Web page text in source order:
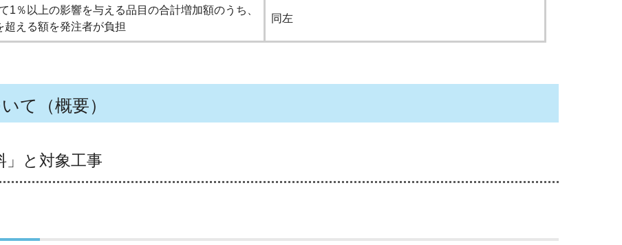
1％以上の影響を与える品目の合計増加額のうち、
超える額を発注者が負担
同左
て（概要）
と対象工事